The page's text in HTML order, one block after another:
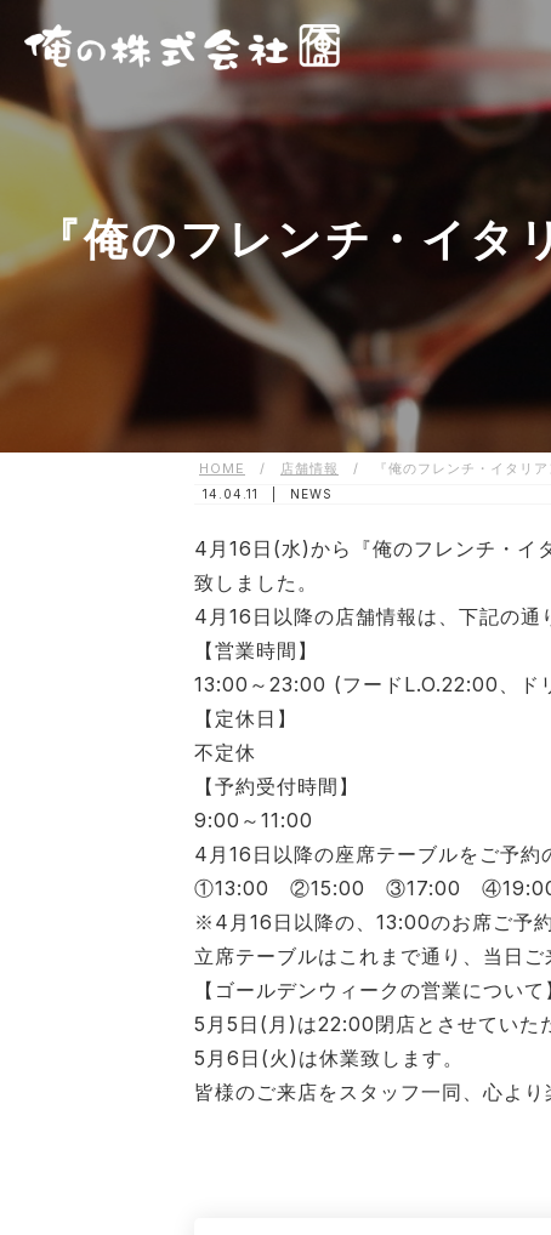
『俺のフレンチ・イタ
HOME / 店舗情報 / 『俺のフレンチ・イタリ
14.04.11 | NEWS
4月16日(水)から『俺のフレンチ・イ
致しました。
4月16日以降の店舗情報は、下記の通
【営業時間】
13:00～23:00 (フードL.O.22:00、ド
【定休日】
不定休
【予約受付時間】
9:00～11:00
4月16日以降の座席テーブルをご予約
①13:00 ②15:00 ③17:00
※4月16日以降の、13:00のお席ご予
立席テーブルはこれまで通り、当日
【ゴールデンウィークの営業について
5月5日(月)は22:00閉店とさせていた
5月6日(火)は休業致します。
皆様のご来店をスタッフ一同、心より